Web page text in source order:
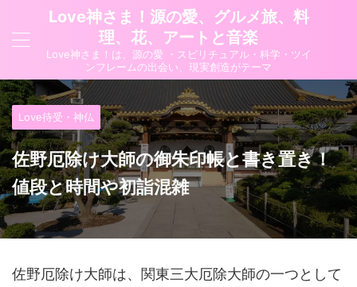
Love神さま！源の愛、グルメ旅、料
理、花、アートと音楽
Love神さま！は、源の愛 ・スピリチュアル・科学・ツイ
ンフレームの出会い、現実創造がテーマ
Love待受・神仏
佐野厄除け大師の御朱印帳と書き置き！
値段と時間や初詣混雑
佐野厄除け大師は、関東三大厄除大師の一つとして